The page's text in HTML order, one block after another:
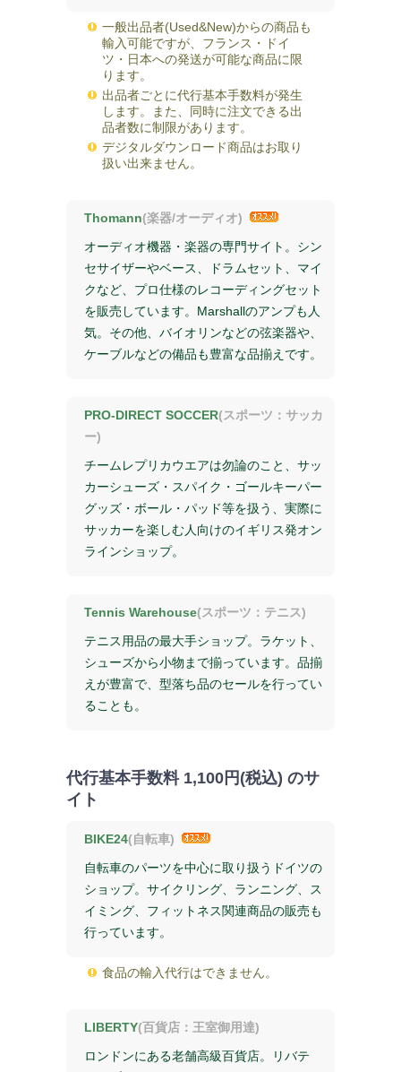
一般出品者(Used&New)からの商品も
輸入可能ですが、フランス・ドイ
ツ・日本への発送が可能な商品に限
ります。
出品者ごとに代行基本手数料が発生
します。また、同時に注文できる出
品者数に制限があります。
デジタルダウンロード商品はお取り
扱い出来ません。
Thomann(楽器/オーディオ)
オーディオ機器・楽器の専門サイト。シン
セサイザーやベース、ドラムセット、マイ
クなど、プロ仕様のレコーディングセット
を販売しています。Marshallのアンプも人
気。その他、バイオリンなどの弦楽器や、
ケーブルなどの備品も豊富な品揃えです。
PRO-DIRECT SOCCER(スポーツ：サッカ
ー)
チームレプリカウエアは勿論のこと、サッ
カーシューズ・スパイク・ゴールキーパー
グッズ・ボール・パッド等を扱う、実際に
サッカーを楽しむ人向けのイギリス発オン
ラインショップ。
Tennis Warehouse(スポーツ：テニス)
テニス用品の最大手ショップ。ラケット、
シューズから小物まで揃っています。品揃
えが豊富で、型落ち品のセールを行ってい
ることも。
代行基本手数料 1,100円(税込) のサ
イト
BIKE24(自転車)
自転車のパーツを中心に取り扱うドイツの
ショップ。サイクリング、ランニング、ス
イミング、フィットネス関連商品の販売も
行っています。
食品の輸入代行はできません。
LIBERTY(百貨店：王室御用達)
ロンドンにある老舗高級百貨店。リバテ